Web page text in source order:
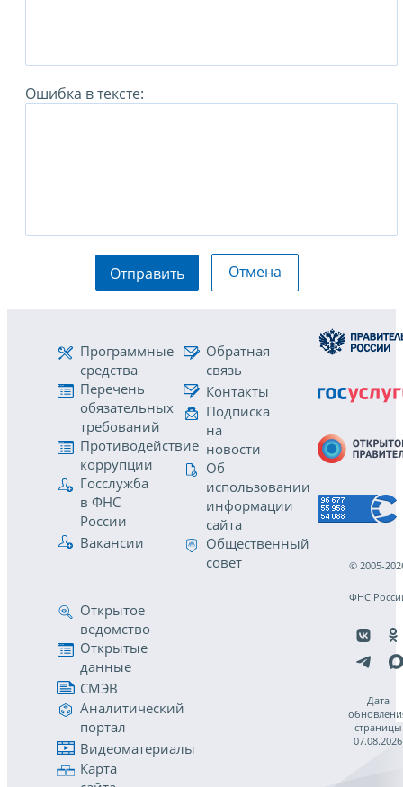
Ошибка в тексте:
Отправить Отмена
Программные
средства
Перечень
обязательных
требований
Противодействие
коррупции
Госслужба
в ФНС
России
Вакансии
Обратная
связь
Контакты
Подписка
на
новости
Об
использовании
информации
сайта
Общественный
совет
Открытое
ведомство
Открытые
данные
СМЭВ
Аналитический
портал
Видеоматериалы
Карта
© 2005-
ФНС
Дата
страницы
07.08.2026